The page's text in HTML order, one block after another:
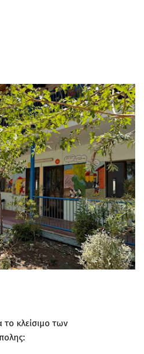
το κλείσιμο των